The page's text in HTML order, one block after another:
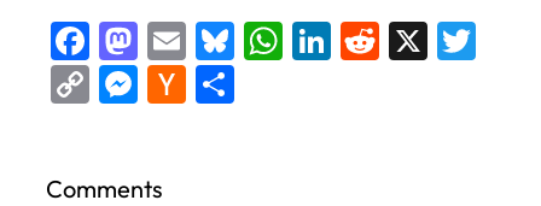
Facebook
Mastodon
EmailBluesky
WhatsApp
LinkedIn
Reddit
X
CopyMessenger
Hacker
Comments